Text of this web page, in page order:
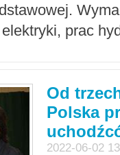
prac
Od
Polska
2022-06-02